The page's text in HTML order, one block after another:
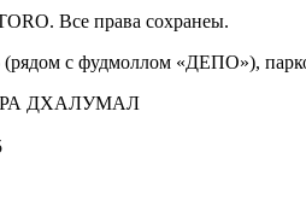
Все права сохранеы.
с фудмоллом «ДЕПО»),
ДХАЛУМАЛ